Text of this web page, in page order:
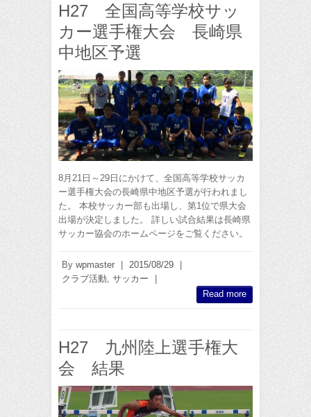
H27 全国高等学校サッ
カー選手権大会 長崎県
中地区予選
8月21日～29日にかけて、全国高等学校サッカ
ー選手権大会の長崎県中地区予選が行われまし
た。 本校サッカー部も出場し、第1位で県大会
出場が決定しました。 詳しい試合結果は長崎県
サッカー協会のホームページをご覧ください。
By wpmaster 2015/08/29
クラブ活動, サッカー
Read more
H27 九州陸上選手権大
会 結果